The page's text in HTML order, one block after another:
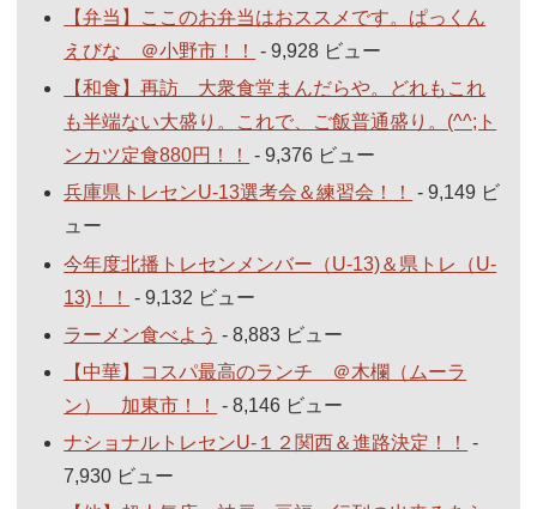
【弁当】ここのお弁当はおススメです。ぱっくん
えびな ＠小野市！！
- 9,928 ビュー
【和食】再訪 大衆食堂まんだらや。どれもこれ
も半端ない大盛り。これで、ご飯普通盛り。(^^;ト
ンカツ定食880円！！
- 9,376 ビュー
兵庫県トレセンU-13選考会＆練習会！！
- 9,149 ビ
ュー
今年度北播トレセンメンバー（U-13)＆県トレ（U-
13)！！
- 9,132 ビュー
ラーメン食べよう - 8,883 ビュー
【中華】コスパ最高のランチ ＠木欄（ムーラ
ン） 加東市！！
- 8,146 ビュー
ナショナルトレセンU-１２関西＆進路決定！！
-
7,930 ビュー